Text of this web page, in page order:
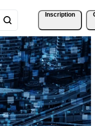
Inscription